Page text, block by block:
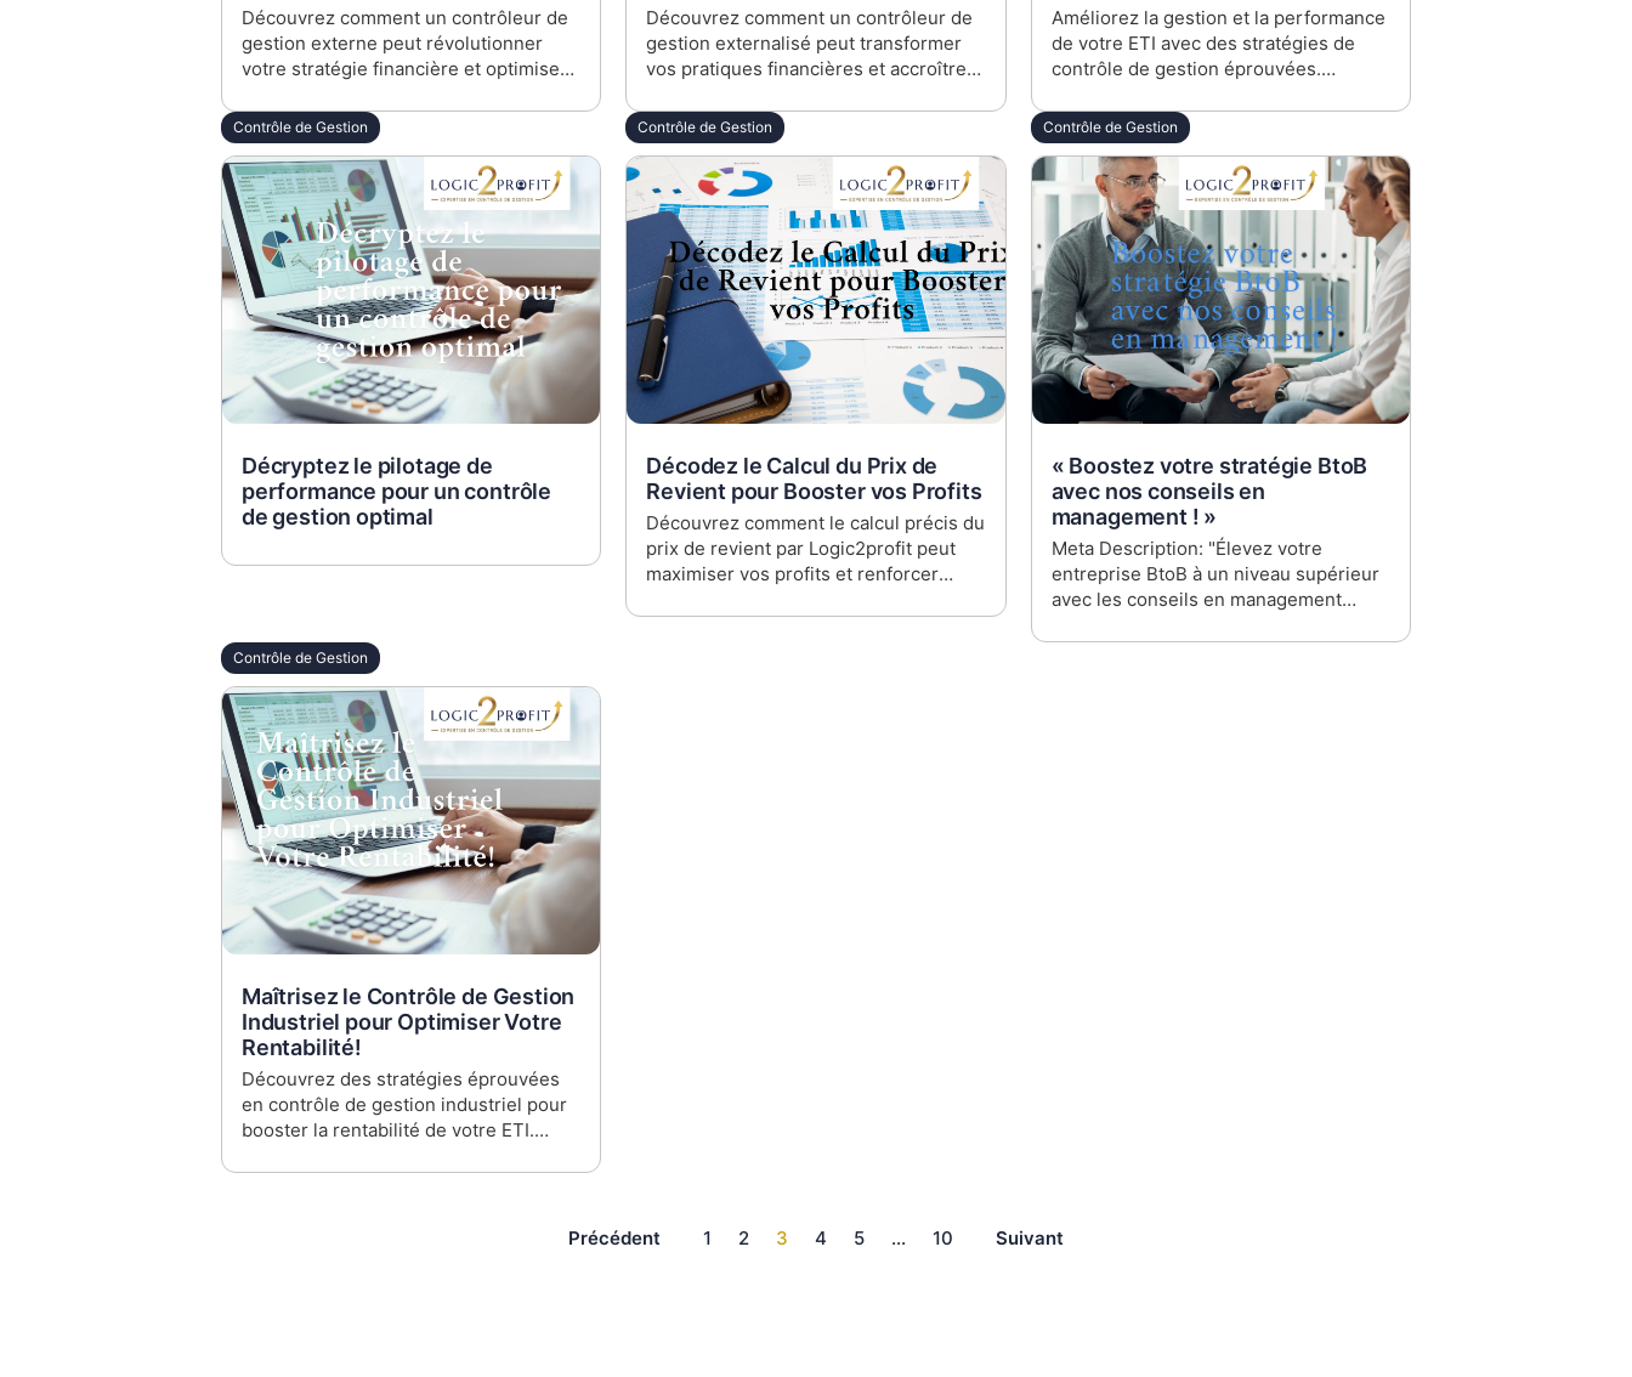
Découvrez comment un contrôleur de
gestion externe peut révolutionner
votre stratégie financière et optimiser
CFO, DAF et dirigeants d'ETI cherchant
à maximiser la rentabilité et la
compétitivité sans alourdir leur
structure interne.
Découvrez comment un contrôleur de
gestion externalisé peut transformer
vos pratiques financières et accroître
DAF et dirigeants d'ETI cherchant
l'efficacité.
Améliorez la gestion et la performance
de votre ETI avec des stratégies de
contrôle de gestion éprouvées.
vous aider à transformer données en
décisions stratégiques.
Contrôle de Gestion
Décryptez le pilotage de
performance pour un contrôle
de gestion optimal
Contrôle de Gestion
Décodez le Calcul du Prix de
Revient pour Booster vos Profits
Découvrez comment le calcul précis du
prix de revient par Logic2profit peut
maximiser vos profits et renforcer
Parfait pour les dirigeants et les
Contrôle de Gestion
« Boostez votre stratégie BtoB
avec nos conseils en
management ! »
Meta Description: "Élevez votre
entreprise BtoB à un niveau supérieur
avec les conseils en management
stratégies sur mesure guident les CFO,
Contrôle de Gestion
Maîtrisez le Contrôle de Gestion
Industriel pour Optimiser Votre
Rentabilité!
Découvrez des stratégies éprouvées
en contrôle de gestion industriel pour
booster la rentabilité de votre ETI.
économiques en opportunités avec
Précédent
1 2 3 4 5 … 10 Suivant